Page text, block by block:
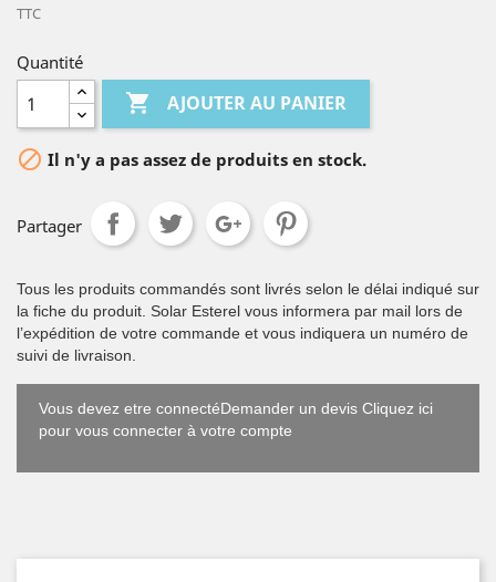
TTC
Quantité
 AJOUTER AU PANIER
 Il n'y a pas assez de produits en stock.
Partager
Tous les produits commandés sont livrés selon le délai indiqué sur
la fiche du produit. Solar Esterel vous informera par mail lors de
l’expédition de votre commande et vous indiquera un numéro de
suivi de livraison.
Vous devez etre connectéDemander un devis Cliquez ici
pour vous connecter à votre compte